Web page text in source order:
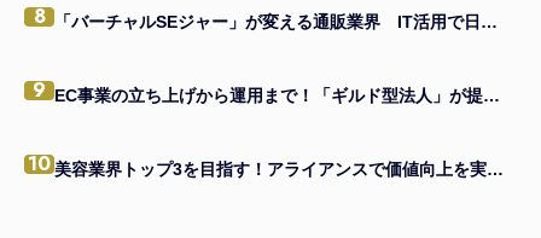
8 「バーチャルSEジャー」が変える通販業界 IT活用で日本一を目指す企業の味方になる
9 EC事業の立ち上げから運用まで！「ギルド型法人」が提供する一貫支援とは
10 美容業界トップ3を目指す！アライアンスで価値向上を実現する経営者の戦略